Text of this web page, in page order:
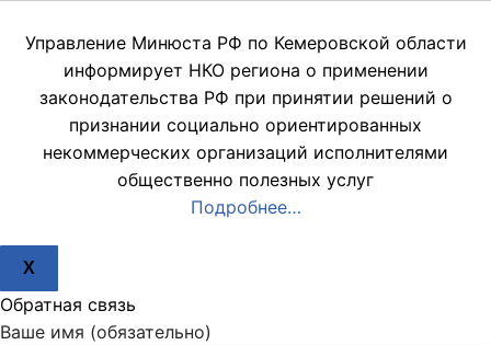
Управление Минюста РФ по Кемеровской области
информирует НКО региона о применении
законодательства РФ при принятии решений о
признании социально ориентированных
некоммерческих организаций исполнителями
общественно полезных услуг
Подробнее…
X
Обратная связь
Ваше имя (обязательно)